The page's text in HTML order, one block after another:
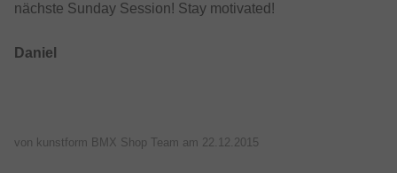
nächste Sunday Session! Stay motivated!
Daniel
von kunstform BMX Shop Team am 22.12.2015